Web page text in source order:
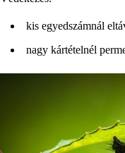
kis egyedszámnál
nagy kártételnél